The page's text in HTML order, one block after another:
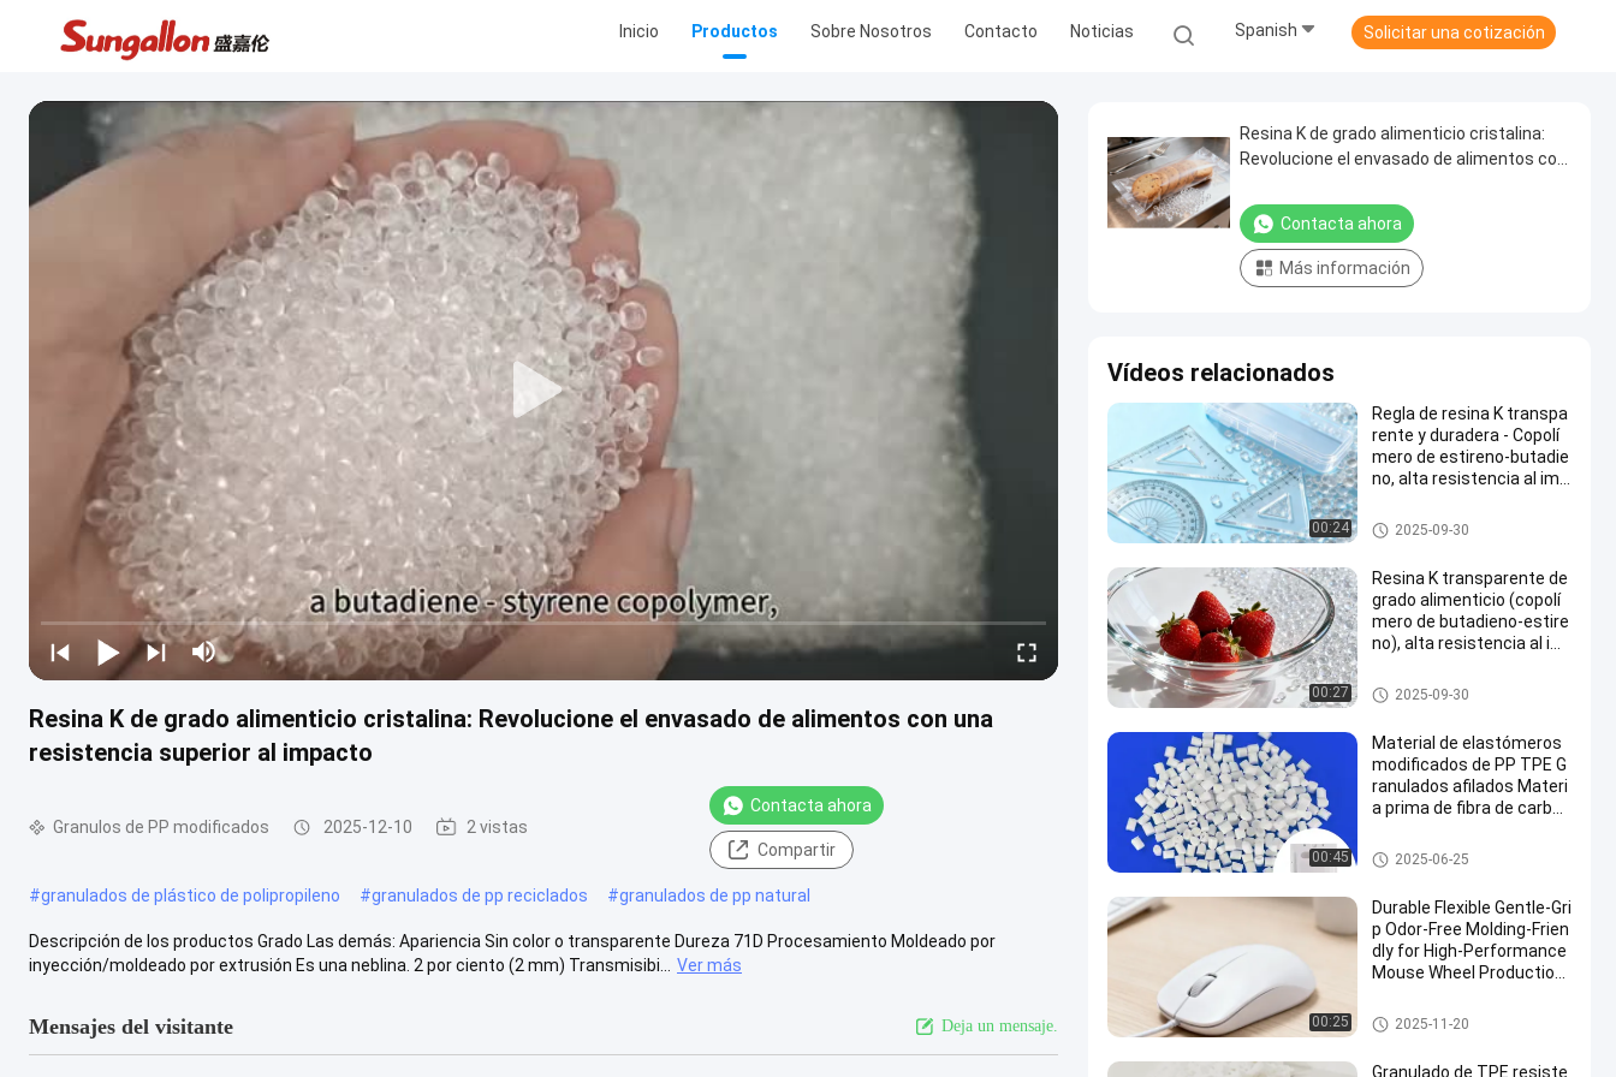
Inicio Productos Sobre Nosotros Contacto Noticias Spanish Solicitar una cotización
Resina K de grado alimenticio cristalina: Revolucione el envasado de alimentos con una
resistencia superior al impacto
Granulos de PP modificados 2025-12-10 2 vistas
Contacta ahora
Compartir
#granulados de plástico de polipropileno #granulados de pp reciclados #granulados de pp natural
Descripción de los productos Grado Las demás: Apariencia Sin color o transparente Dureza 71D Procesamiento Moldeado por
inyección/moldeado por extrusión Es una neblina. 2 por ciento (2 mm) Transmisibi...
Ver más
Mensajes del visitante Deja un mensaje.
Resina K de grado alimenticio cristalina:
Revolucione el envasado de alimentos con
Contacta ahora
Más información
Vídeos relacionados
00:24
Regla de resina K transpa
rente y duradera - Copolí
mero de estireno-butadie
no, alta resistencia al imp
r/de oficina
Granulos de PP modificados
2025-09-30
00:27
Resina K transparente de
grado alimenticio (copolí
mero de butadieno-estire
no), alta resistencia al im
ación de recipientes de pl
ástico
Granulos de PP modificados
2025-09-30
00:45
Material de elastómeros
modificados de PP TPE G
ranulados afilados Materi
a prima de fibra de carbon
fabricación de estuche d
e plástico
Granulos de PP modificados
2025-06-25
00:25
Durable Flexible Gentle-Gri
p Odor-Free Molding-Frien
dly for High-Performance
Mouse Wheel Production
Materia prima de TPE
2025-11-20
Granulado de TPE resiste